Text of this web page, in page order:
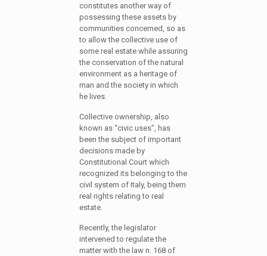
constitutes another way of
possessing these assets by
communities concerned, so as
to allow the collective use of
some real estate while assuring
the conservation of the natural
environment as a heritage of
man and the society in which
he lives.
Collective ownership, also
known as “civic uses”, has
been the subject of important
decisions made by
Constitutional Court which
recognized its belonging to the
civil system of Italy, being them
real rights relating to real
estate.
Recently, the legislator
intervened to regulate the
matter with the law n. 168 of